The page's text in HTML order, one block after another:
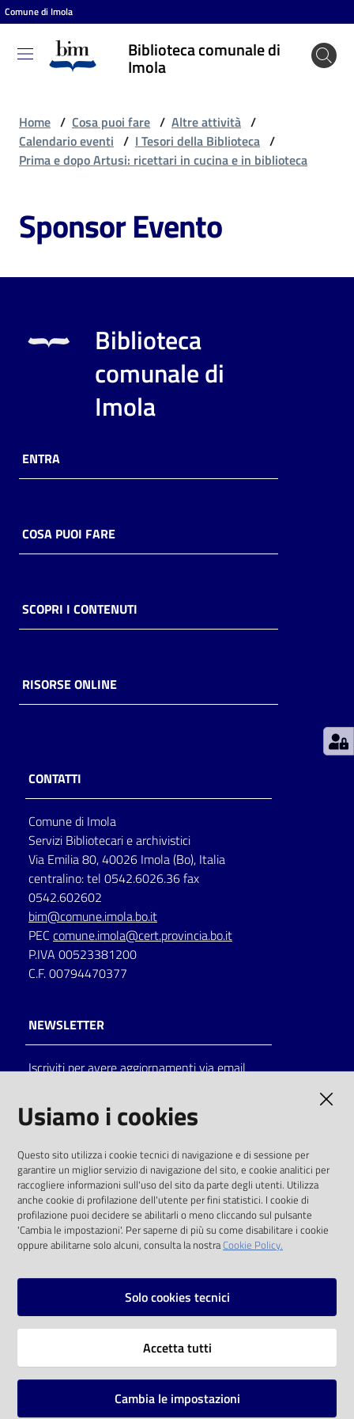
Vai al contenuto
Vai alla navigazione
Vai al footer
Comune di Imola
Biblioteca comunale di
Imola
Biblioteca
comunale
Cosa
fare
Scopri
online
Piani
Decentrate
Seguici
su
on line
Eventi
Chiedi al
bibliotecario
Avvisi
Home / Cosa puoi fare / Altre attività /
Calendario eventi / I Tesori della Biblioteca /
Prima e dopo Artusi: ricettari in cucina e in biblioteca
Sponsor Evento
Biblioteca
comunale di
Imola
ENTRA
COSA PUOI FARE
SCOPRI I CONTENUTI
RISORSE ONLINE
CONTATTI
Comune di Imola
Servizi Bibliotecari e archivistici
Via Emilia 80, 40026 Imola (Bo), Italia
centralino: tel 0542.6026.36 fax
0542.602602
bim@comune.imola.bo.it
PEC comune.imola@cert.provincia.bo.it
P.IVA 00523381200
C.F. 00794470377
NEWSLETTER
Iscriviti per avere aggiornamenti via email
solo alle condizioni previste dalla direttiva
comunitaria 2003/98/CE e dal d.lgs. 36/2006
SOCIAL
Instagram
Vai alla pagina
Usiamo i cookies
Questo sito utilizza i cookie tecnici di navigazione e di sessione per
garantire un miglior servizio di navigazione del sito, e cookie analitici per
raccogliere informazioni sull'uso del sito da parte degli utenti. Utilizza
anche cookie di profilazione dell'utente per fini statistici. I cookie di
profilazione puoi decidere se abilitarli o meno cliccando sul pulsante
'Cambia le impostazioni'. Per saperne di più su come disabilitare i cookie
oppure abilitarne solo alcuni, consulta la nostraCookie Policy.
Solo cookies tecnici
Accetta tutti
Cambia le impostazioni